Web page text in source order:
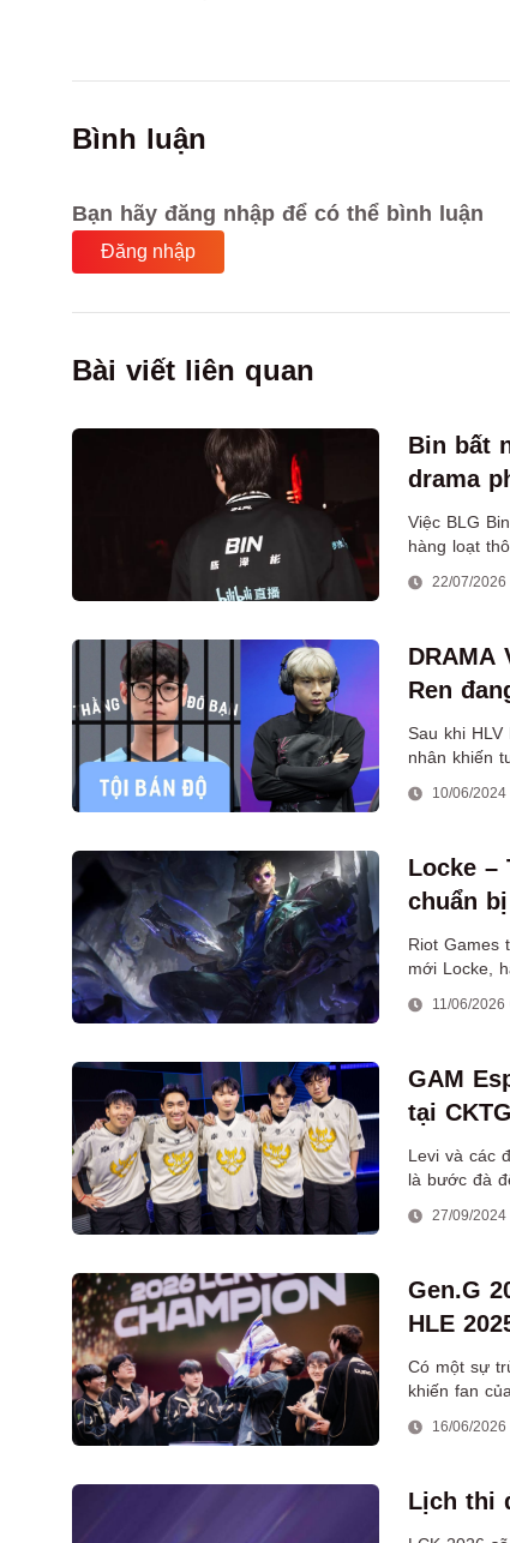
Bình luận
Bạn hãy đăng nhập để có thể bình luận
Đăng nhập
Bài viết liên quan
Bin bất
drama
Việc BLG
hàng loạt
22/07/2026
DRAMA
Ren
Sau khi
nhân khiến
10/06/2024
Locke –
chuẩn
Riot Games
mới Locke,
hướng pháp
11/06/2026
GAM
tại
Levi và các
là bước đà
27/09/2024
Gen.G
HLE
Có một sự
khiến fan
16/06/2026
Lịch thi